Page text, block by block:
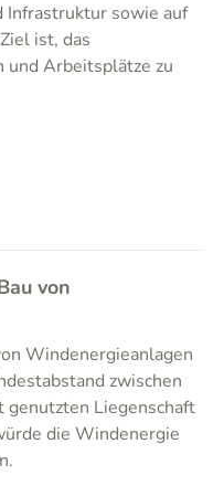
Infrastruktur sowie auf
ist, das
und Arbeitsplätze zu
von
Windenergieanlagen
zwischen
genutzten Liegenschaft
die Windenergie